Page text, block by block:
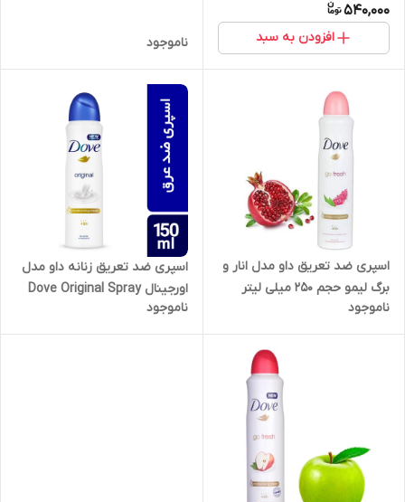
540,000
افزودن به سبد ناموجود
اسپری ضد تعریق داو مدل انار و
برگ لیمو حجم 250 میلی لیتر
ناموجود
اسپری ضد تعریق زنانه داو مدل
اورجینال Dove Original Spray
250ml
ناموجود